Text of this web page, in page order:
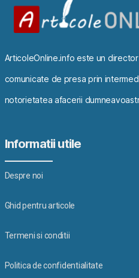
ArticoleOnline.info este un
comunicate de presa prin
notorietatea afacerii
Informatii utile
Despre noi
Ghid pentru articole
Termeni si conditii
Politica de confidentialitate